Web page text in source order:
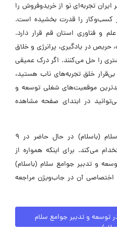
تجربه‌ای نو از خریدوفروش را
کسب‌وکار را قدرت بخشیده است.
و فناوری استان قم قرار دارد.
حریص در یادگیری، پرانرژی و خلاق
را حل می‌کنند. اگر درک عمیقی
خلق تجربه‌های ناب هستید،
موقعیت‌های شغلی توسعه و
در ابتدای صفحه مشاهده
توسعه و تدبیر جوامع سلام (باسلام) در حال حاضر در ۹
می‌کند. برای اینکه همواره از
و تدبیر جوامع سلام (باسلام)
اختصاصی آن در جاب‌ویژن مراجعه
توسعه و تدبیر جوامع سلام